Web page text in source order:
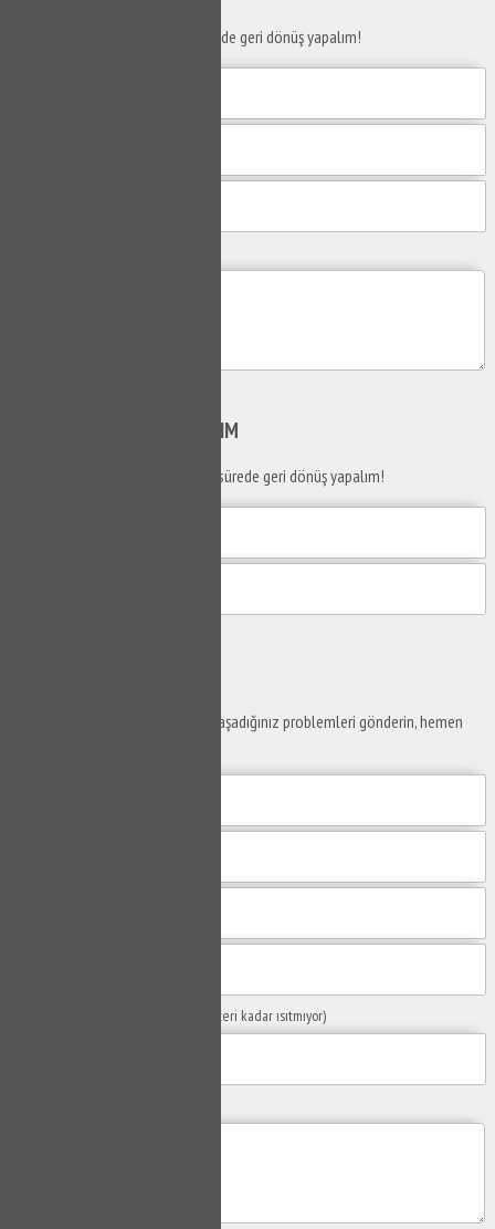
Taleplerinizi bize iletin en kısa sürede geri dönüş yapalım!
ARAYALIM
Telefon numaranızı bırakın en kısa sürede geri dönüş yapalım!
Yaşam alanlarınız ve ofislerinizde yaşadığınız problemleri gönderin, hemen
(Örn: Kombim yeteri kadar ısıtmıyor)